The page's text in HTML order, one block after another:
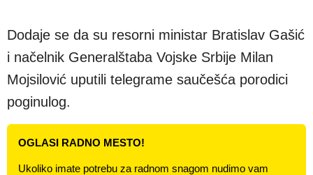
Dodaje se da su resorni ministar Bratislav Gašić
i načelnik Generalštaba Vojske Srbije Milan
Mojsilović uputili telegrame saučešća porodici
poginulog.
OGLASI RADNO MESTO!
Ukoliko imate potrebu za radnom snagom nudimo vam